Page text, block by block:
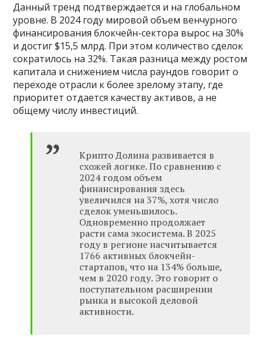
Данный тренд подтверждается и на глобальном
уровне. В 2024 году мировой объем венчурного
финансирования блокчейн-сектора вырос на 30%
и достиг $15,5 млрд. При этом количество сделок
сократилось на 32%. Такая разница между ростом
капитала и снижением числа раундов говорит о
переходе отрасли к более зрелому этапу, где
приоритет отдается качеству активов, а не
общему числу инвестиций.
Крипто Долина развивается в
схожей логике. По сравнению с
2024 годом объем
финансирования здесь
увеличился на 37%, хотя число
сделок уменьшилось.
Одновременно продолжает
расти сама экосистема. В 2025
году в регионе насчитывается
1766 активных блокчейн-
стартапов, что на 134% больше,
чем в 2020 году. Это говорит о
поступательном расширении
рынка и высокой деловой
активности.